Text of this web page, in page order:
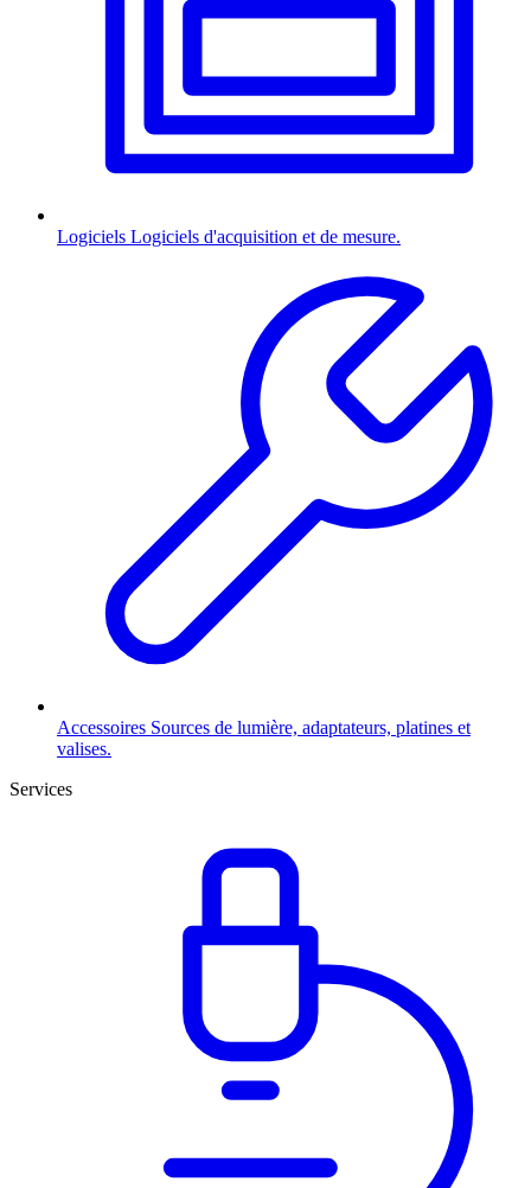
Logiciels Logiciels d'acquisition et de mesure.
Accessoires Sources de lumière, adaptateurs, platines et
valises.
Services